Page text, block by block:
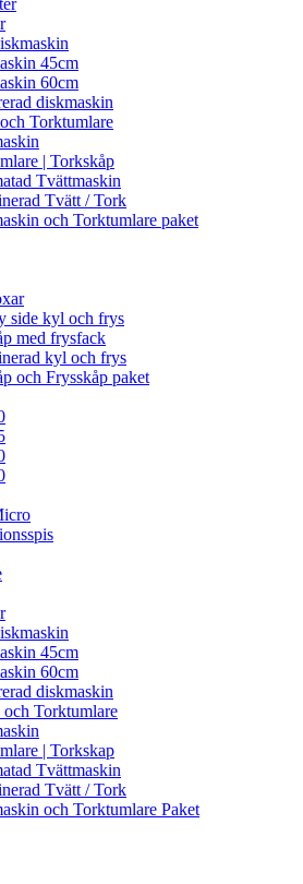
45cm
60cm
diskmaskin
Torktumlare
| Torkskåp
Tvättmaskin
Tvätt / Tork
och Torktumlare paket
side kyl och frys
med frysfack
kyl och frys
och Frysskåp paket
45cm
60cm
diskmaskin
Torktumlare
| Torkskap
Tvättmaskin
Tvätt / Tork
och Torktumlare Paket